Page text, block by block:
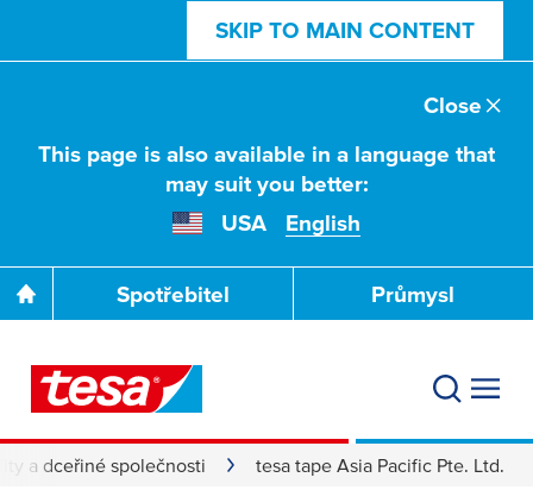
SKIP TO MAIN CONTENT
This page is also available in a language that
may suit you better:
USA
English
Close
Spotřebitel Průmysl
a dceřiné společnosti tesa tape Asia Pacific Pte. Ltd.